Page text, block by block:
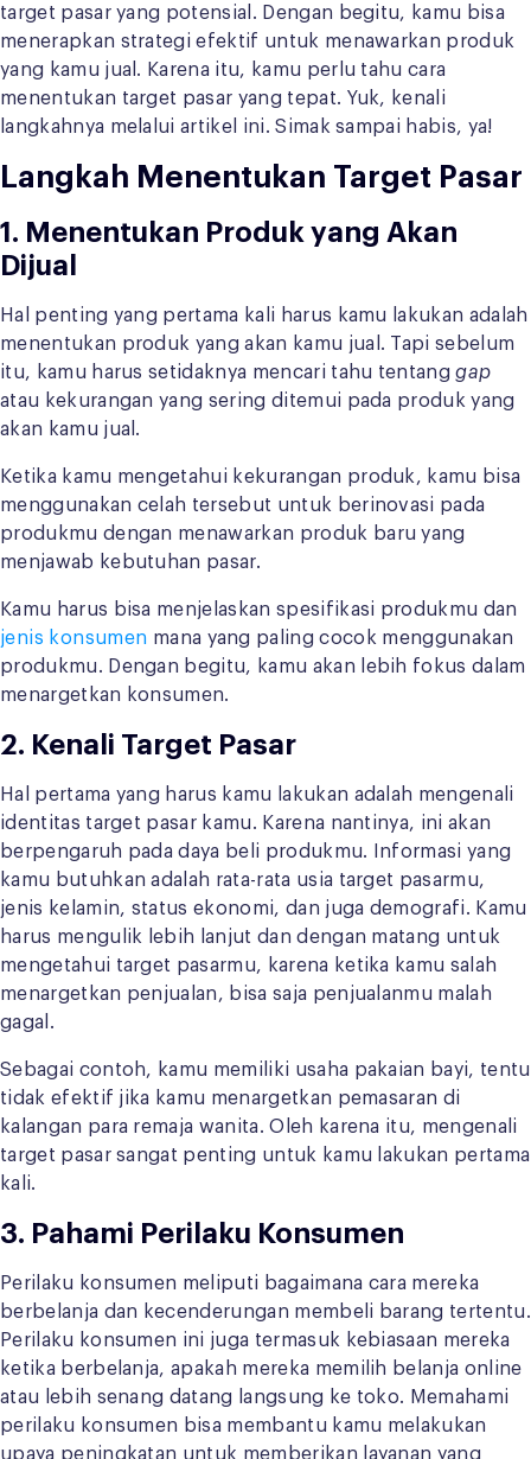
target pasar yang potensial. Dengan begitu, kamu bisa
menerapkan strategi efektif untuk menawarkan produk
yang kamu jual. Karena itu, kamu perlu tahu cara
menentukan target pasar yang tepat. Yuk, kenali
langkahnya melalui artikel ini. Simak sampai habis, ya!
Langkah Menentukan Target Pasar
1. Menentukan Produk yang Akan
Dijual
Hal penting yang pertama kali harus kamu lakukan adalah
menentukan produk yang akan kamu jual. Tapi sebelum
itu, kamu harus setidaknya mencari tahu tentanggap
atau kekurangan yang sering ditemui pada produk yang
akan kamu jual.
Ketika kamu mengetahui kekurangan produk, kamu bisa
menggunakan celah tersebut untuk berinovasi pada
produkmu dengan menawarkan produk baru yang
menjawab kebutuhan pasar.
Kamu harus bisa menjelaskan spesifikasi produkmu dan
jenis konsumen mana yang paling cocok menggunakan
produkmu. Dengan begitu, kamu akan lebih fokus dalam
menargetkan konsumen.
2. Kenali Target Pasar
Hal pertama yang harus kamu lakukan adalah mengenali
identitas target pasar kamu. Karena nantinya, ini akan
berpengaruh pada daya beli produkmu. Informasi yang
kamu butuhkan adalah rata-rata usia target pasarmu,
jenis kelamin, status ekonomi, dan juga demografi. Kamu
harus mengulik lebih lanjut dan dengan matang untuk
mengetahui target pasarmu, karena ketika kamu salah
menargetkan penjualan, bisa saja penjualanmu malah
gagal.
Sebagai contoh, kamu memiliki usaha pakaian bayi, tentu
tidak efektif jika kamu menargetkan pemasaran di
kalangan para remaja wanita. Oleh karena itu, mengenali
target pasar sangat penting untuk kamu lakukan pertama
kali.
3. Pahami Perilaku Konsumen
Perilaku konsumen meliputi bagaimana cara mereka
berbelanja dan kecenderungan membeli barang tertentu.
Perilaku konsumen ini juga termasuk kebiasaan mereka
ketika berbelanja, apakah mereka memilih belanja online
atau lebih senang datang langsung ke toko. Memahami
perilaku konsumen bisa membantu kamu melakukan
upaya peningkatan untuk memberikan layanan yang